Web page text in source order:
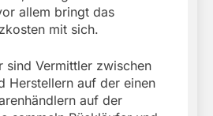
allem bringt das
mit sich.
sind Vermittler zwischen
Herstellern auf der einen
auf der